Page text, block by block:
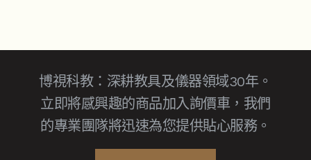
博視科教：深耕教具及儀器領域30年。
立即將感興趣的商品加入詢價車，我們
的專業團隊將迅速為您提供貼心服務。